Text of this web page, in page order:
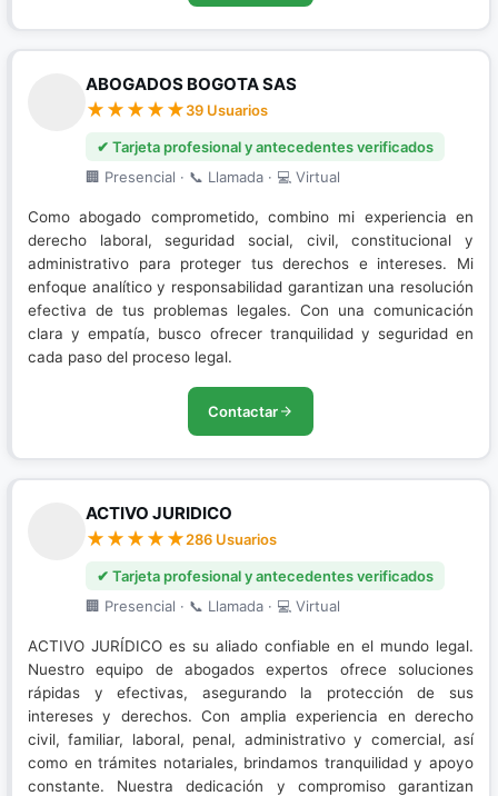
ABOGADOS BOGOTA SAS
39 Usuarios
✔ Tarjeta profesional y antecedentes verificados
🏢 Presencial · 📞 Llamada · 💻 Virtual
Como abogado comprometido, combino mi experiencia en
derecho laboral, seguridad social, civil, constitucional y
administrativo para proteger tus derechos e intereses. Mi
enfoque analítico y responsabilidad garantizan una resolución
efectiva de tus problemas legales. Con una comunicación
clara y empatía, busco ofrecer tranquilidad y seguridad en
cada paso del proceso legal.
Contactar
ACTIVO JURIDICO
286 Usuarios
✔ Tarjeta profesional y antecedentes verificados
🏢 Presencial · 📞 Llamada · 💻 Virtual
ACTIVO JURÍDICO es su aliado confiable en el mundo legal.
Nuestro equipo de abogados expertos ofrece soluciones
rápidas y efectivas, asegurando la protección de sus
intereses y derechos. Con amplia experiencia en derecho
civil, familiar, laboral, penal, administrativo y comercial, así
como en trámites notariales, brindamos tranquilidad y apoyo
constante. Nuestra dedicación y compromiso garantizan